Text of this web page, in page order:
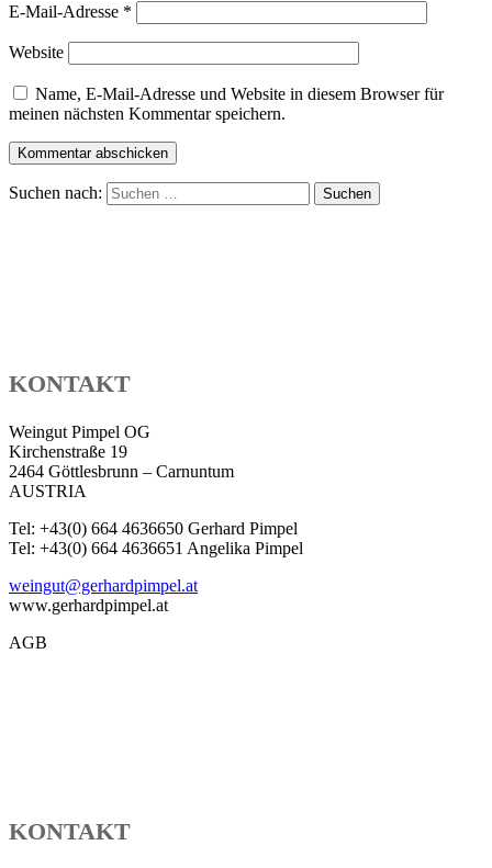
E-Mail-Adresse *
Website
Name, E-Mail-Adresse und Website in diesem Browser für
meinen nächsten Kommentar speichern.
Suchen nach:
KONTAKT
Weingut Pimpel OG
Kirchenstraße 19
2464 Göttlesbrunn – Carnuntum
AUSTRIA
Tel: +43(0) 664 4636650 Gerhard Pimpel
Tel: +43(0) 664 4636651 Angelika Pimpel
weingut@gerhardpimpel.at
www.gerhardpimpel.at
AGB
KONTAKT